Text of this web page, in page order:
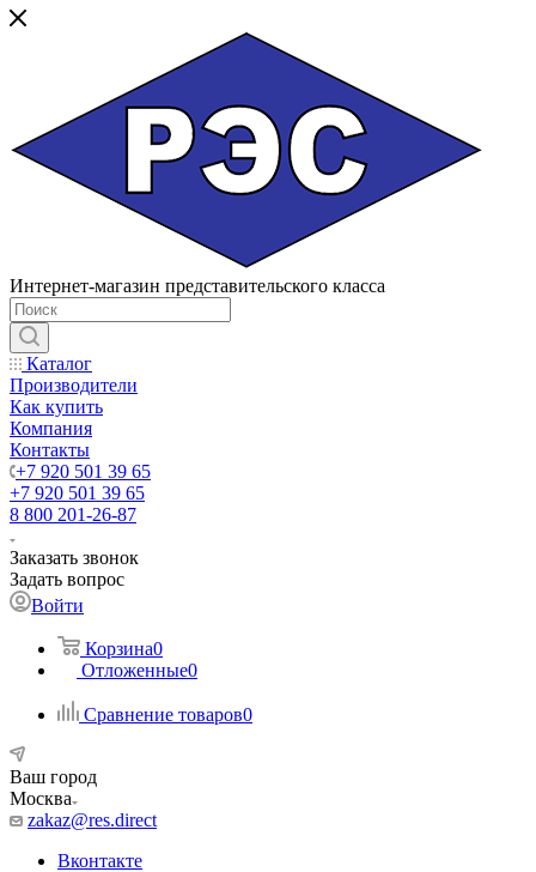
Интернет-магазин представительского класса
Каталог
Производители
Как купить
Компания
Контакты
+7 920 501 39 65
+7 920 501 39 65
8 800 201-26-87
Заказать звонок
Задать вопрос
Войти
Корзина0
Отложенные0
Сравнение товаров0
Ваш город
Москва
zakaz@res.direct
Вконтакте